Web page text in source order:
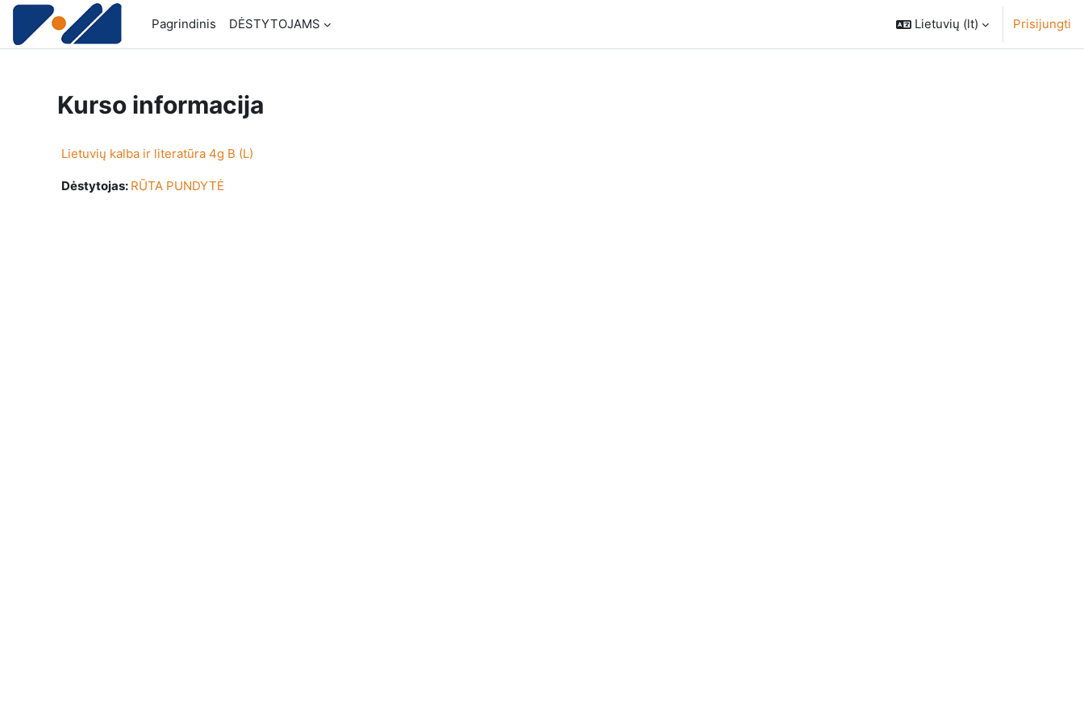
Pereiti į pagrindinį turinį
Pagrindinis
DĖSTYTOJAMS Lietuvių ‎(lt)‎ Prisijungti
Kurso informacija
Lietuvių kalba ir literatūra 4g B (L)
Dėstytojas: RŪTA PUNDYTĖ